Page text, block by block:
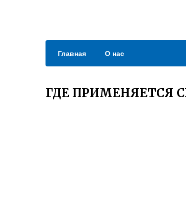
Главная О нас
ГДЕ ПРИМЕНЯЕТСЯ